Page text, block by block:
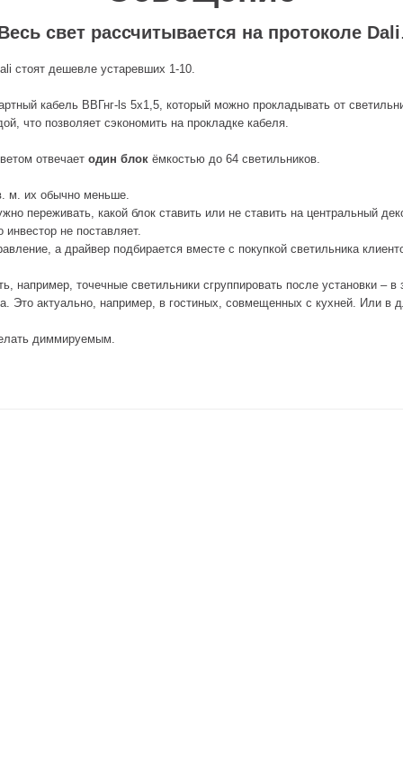
свет рассчитывается на протоколе Dali
стоят дешевле устаревших 1-10.
кабель ВВГнг-ls 5х1,5, который можно прокладывать от
что позволяет сэкономить на прокладке кабеля.
отвечает один блок ёмкостью до 64 светильников.
м. их обычно меньше.
переживать, какой блок ставить или не ставить на центральный
инвестор не поставляет.
а драйвер подбирается вместе с покупкой светильника
например, точечные светильники сгруппировать после установки – в
Это актуально, например, в гостиных, совмещенных с кухней. Или в
диммируемым.